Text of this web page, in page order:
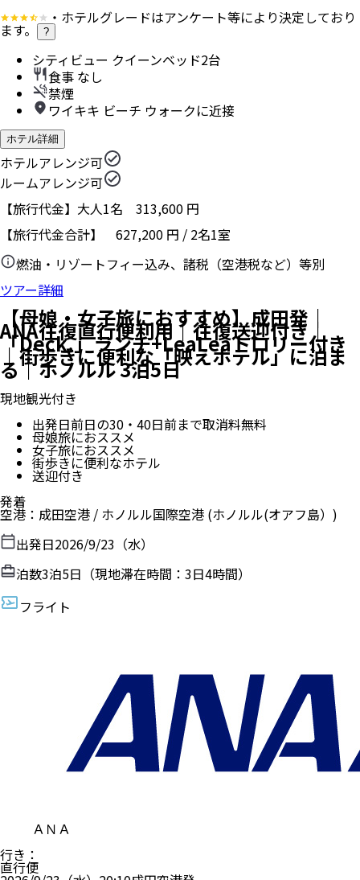
・ホテルグレードはアンケート等により決定しており
ます。 ?
シティビュー クイーンベッド2台
食事 なし
禁煙
ワイキキ ビーチ ウォークに近接
ホテル詳細
ホテルアレンジ可
ルームアレンジ可
【旅行代金】大人1名 313,600 円
【旅行代金合計】 627,200 円 / 2名1室
燃油・リゾートフィー込み、諸税（空港税など）等別
ツアー詳細
【母娘・女子旅におすすめ】成田発｜
ANA往復直行便利用｜往復送迎付き｜
「Deck.」ランチ+LeaLeaトロリー付き
｜街歩きに便利な「映えホテル」に泊ま
る｜ホノルル 3泊5日
現地観光付き
出発日前日の30・40日前まで取消料無料
母娘旅におススメ
女子旅におススメ
街歩きに便利なホテル
送迎付き
発着
空港 ： 成田空港 / ホノルル国際空港 (ホノルル(オアフ島）)
出発日2026/9/23（水）
泊数3泊5日（現地滞在時間： 3日4時間）
フライト
ＡＮＡ
行き ：
直行便